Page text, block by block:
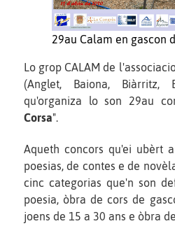
29au Calam en gascon
Lo grop CALAM de
(Anglet, Baiona,
qu'organiza lo son 29au
Corsa".
Aqueth concors qu'ei ubèrt
poesias, de contes e de
cinc categorias que'n son
poesia, òbra de cors de
joens de 15 a 30 ans e òbra